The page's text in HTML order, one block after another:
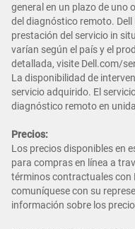
general en un plazo de uno
del diagnóstico remoto. Dell
prestación del servicio in
varían según el país y el
detallada, visite Dell.com/
La disponibilidad de
servicio adquirido. El
diagnóstico remoto en
Precios:
Los precios disponibles en
para compras en línea a
términos contractuales con
comuníquese con su
información sobre los